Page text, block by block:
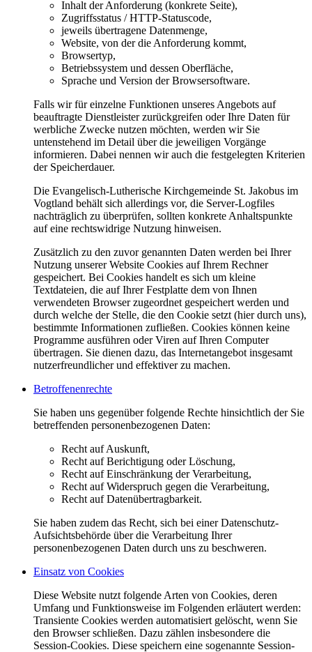
Inhalt der Anforderung (konkrete Seite),
Zugriffsstatus / HTTP-Statuscode,
jeweils übertragene Datenmenge,
Website, von der die Anforderung kommt,
Browsertyp,
Betriebssystem und dessen Oberfläche,
Sprache und Version der Browsersoftware.
Falls wir für einzelne Funktionen unseres Angebots auf
beauftragte Dienstleister zurückgreifen oder Ihre Daten für
werbliche Zwecke nutzen möchten, werden wir Sie
untenstehend im Detail über die jeweiligen Vorgänge
informieren. Dabei nennen wir auch die festgelegten Kriterien
der Speicherdauer.
Die Evangelisch-Lutherische Kirchgemeinde St. Jakobus im
Vogtland behält sich allerdings vor, die Server-Logfiles
nachträglich zu überprüfen, sollten konkrete Anhaltspunkte
auf eine rechtswidrige Nutzung hinweisen.
Zusätzlich zu den zuvor genannten Daten werden bei Ihrer
Nutzung unserer Website Cookies auf Ihrem Rechner
gespeichert. Bei Cookies handelt es sich um kleine
Textdateien, die auf Ihrer Festplatte dem von Ihnen
verwendeten Browser zugeordnet gespeichert werden und
durch welche der Stelle, die den Cookie setzt (hier durch uns),
bestimmte Informationen zufließen. Cookies können keine
Programme ausführen oder Viren auf Ihren Computer
übertragen. Sie dienen dazu, das Internetangebot insgesamt
nutzerfreundlicher und effektiver zu machen.
Betroffenenrechte
Sie haben uns gegenüber folgende Rechte hinsichtlich der Sie
betreffenden personenbezogenen Daten:
Recht auf Auskunft,
Recht auf Berichtigung oder Löschung,
Recht auf Einschränkung der Verarbeitung,
Recht auf Widerspruch gegen die Verarbeitung,
Recht auf Datenübertragbarkeit.
Sie haben zudem das Recht, sich bei einer Datenschutz-
Aufsichtsbehörde über die Verarbeitung Ihrer
personenbezogenen Daten durch uns zu beschweren.
Einsatz von Cookies
Diese Website nutzt folgende Arten von Cookies, deren
Umfang und Funktionsweise im Folgenden erläutert werden:
Transiente Cookies werden automatisiert gelöscht, wenn Sie
den Browser schließen. Dazu zählen insbesondere die
Session-Cookies. Diese speichern eine sogenannte Session-